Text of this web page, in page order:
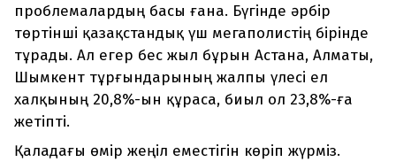
проблемалардың басы ғана. Бүгінде әрбір
төртінші қазақстандық үш мегаполистің бірінде
тұрады. Ал егер бес жыл бұрын Астана, Алматы,
Шымкент тұрғындарының жалпы үлесі ел
халқының 20,8%-ын құраса, биыл ол 23,8%-ға
жетіпті.
Қаладағы өмір жеңіл еместігін көріп жүрміз.